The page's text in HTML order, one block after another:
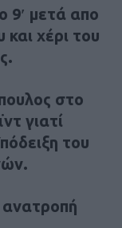
9′ μετά απο
χέρι του
στο
γιατί
του
ανατροπή